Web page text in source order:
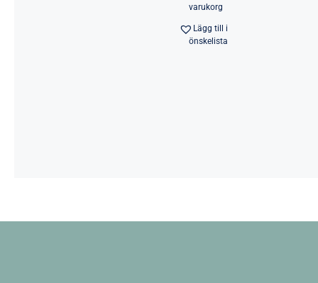
varukorg
Lägg till i
önskelista